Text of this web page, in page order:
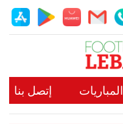
المباريات إتصل بنا